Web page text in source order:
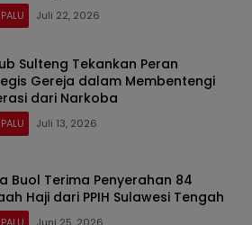
Juli 22, 2026
Sulteng Tekankan Peran
Gereja dalam Membentengi
dari Narkoba
Juli 13, 2026
Buol Terima Penyerahan 84
Haji dari PPIH Sulawesi Tengah